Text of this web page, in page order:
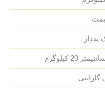
پددار